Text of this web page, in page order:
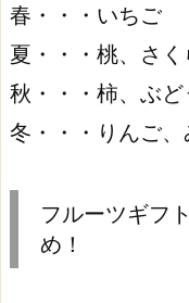
春・・・いちご
夏・・・桃、さ
秋・・・柿、ぶど
冬・・・りんご
フルーツギフ
め！